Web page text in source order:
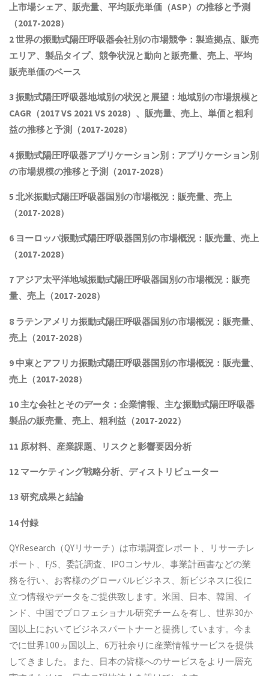
上市場シェア、販売量、平均販売単価（ASP）の推移と予測
（2017-2028）
2 世界の振動式陽圧呼吸器会社別の市場競争：製造拠点、販売
エリア、製品タイプ、競争状況と動向と販売量、売上、平均
販売単価のベース
3振動式陽圧呼吸器地域別の状況と展望：地域別の市場規模と
CAGR （2017 VS 2021 VS 2028）、販売量、売上、単価と粗利
益の推移と予測（2017-2028）
4振動式陽圧呼吸器アプリケーション別：アプリケーション別
の市場規模の推移と予測（2017-2028）
5 北米振動式陽圧呼吸器国別の市場概況 ：販売量、売上
（2017-2028）
6 ヨーロッパ振動式陽圧呼吸器国別の市場概況：販売量、売上
（2017-2028）
7 アジア太平洋地域振動式陽圧呼吸器国別の市場概況：販売
量、売上（2017-2028）
8 ラテンアメリカ振動式陽圧呼吸器国別の市場概況：販売量、
売上（2017-2028）
9 中東とアフリカ振動式陽圧呼吸器国別の市場概況：販売量、
売上（2017-2028）
10 主な会社とそのデータ ：企業情報、主な振動式陽圧呼吸器
製品の販売量、売上、粗利益（2017-2022）
11 原材料、産業課題、リスクと影響要因分析
12 マーケティング戦略分析、ディストリビューター
13 研究成果と結論
14 付録
QYResearch（QYリサーチ）は市場調査レポート、リサーチレ
ポート、F/S、委託調査、IPOコンサル、事業計画書などの業
務を行い、お客様のグローバルビジネス、新ビジネスに役に
立つ情報やデータをご提供致します。米国、日本、韓国、イ
ンド、中国でプロフェショナル研究チームを有し、世界30か
国以上においてビジネスパートナーと提携しています。今ま
でに世界100ヵ国以上、6万社余りに産業情報サービスを提供
してきました。また、日本の皆様へのサービスをより一層充